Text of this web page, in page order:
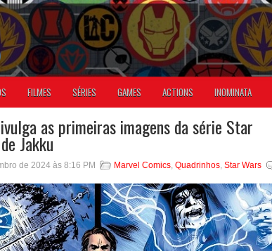
FILMES SÉRIES GAMES ACTIONS INOMINATA
as primeiras imagens da série Star
Jakku
de 2024 às 8:16 PM Marvel Comics, Quadrinhos, Star Wars